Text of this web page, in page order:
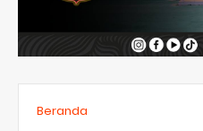
Beranda